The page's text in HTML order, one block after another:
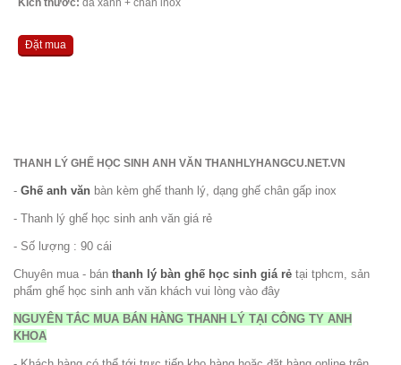
Đặt mua
THANH LÝ GHẾ HỌC SINH ANH VĂN THANHLYHANGCU.NET.VN
- Ghế anh văn bàn kèm ghế thanh lý, dạng ghế chân gấp inox
- Thanh lý ghế học sinh anh văn giá rẻ
- Số lượng : 90 cái
Chuyên mua - bán thanh lý bàn ghế học sinh giá rẻ tại tphcm, sản
phẩm ghế học sinh anh văn khách vui lòng vào đây
NGUYÊN TẮC MUA BÁN HÀNG THANH LÝ TẠI CÔNG TY ANH
KHOA